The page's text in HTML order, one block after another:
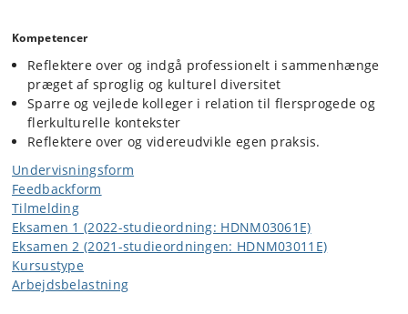
Kompetencer
Reflektere over og indgå professionelt i sammenhænge
præget af sproglig og kulturel diversitet
Sparre og vejlede kolleger i relation til flersprogede og
flerkulturelle kontekster
Reflektere over og videreudvikle egen praksis.
Undervisningsform
Feedbackform
Tilmelding
Eksamen 1 (2022-studieordning: HDNM03061E)
Eksamen 2 (2021-studieordningen: HDNM03011E)
Kursustype
Arbejdsbelastning